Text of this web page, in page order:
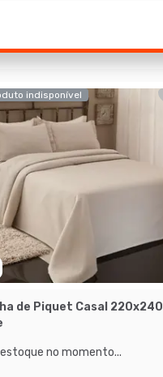
indisponível
de Piquet Casal 220x240
no momento...